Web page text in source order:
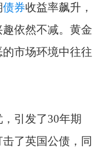
债券收益率飙升，
依然不减。黄金
市场环境中往往
引发了30年期
了英国公债，同